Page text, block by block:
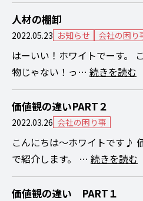
人材の棚卸
2022.05.23 お知らせ 会社の困り
はーいい！ホワイトでーす。
物じゃない！っ… 続きを読む
価値観の違いPART２
2022.03.26 会社の困り事
こんにちは～ホワイトです♪
で紹介します。 … 続きを読む
価値観の違い PART１